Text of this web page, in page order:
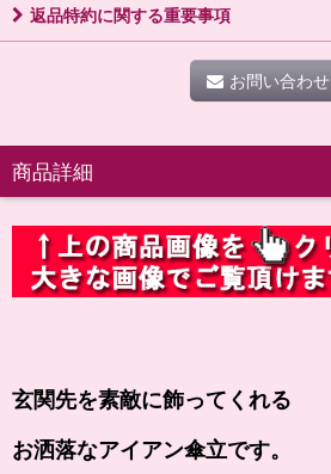
返品特約に関する重要事項
お問い合わせ
商品詳細
玄関先を素敵に飾ってくれる
お洒落なアイアン傘立です。